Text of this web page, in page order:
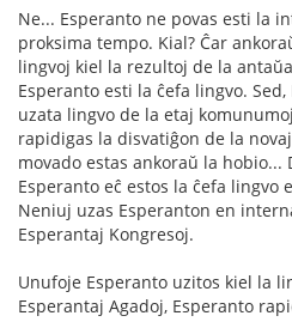
Ne... Esperanto ne povas esti la
proksima tempo. Kial? Ĉar
lingvoj kiel la rezultoj de la
Esperanto esti la ĉefa lingvo.
uzata lingvo de la etaj
rapidigas la disvatiĝon de la
movado estas ankoraŭ la hobio...
Esperanto eĉ estos la ĉefa lingvo
Neniuj uzas Esperanton en
Esperantaj Kongresoj.
Unufoje Esperanto uzitos kiel la
Esperantaj Agadoj, Esperanto